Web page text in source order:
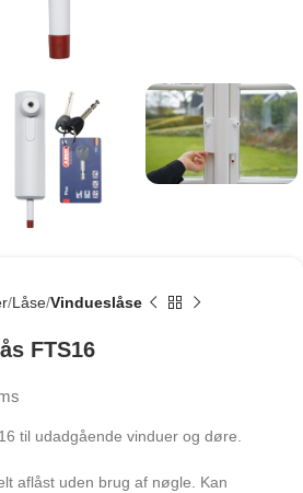
Låse Vindueslåse
FTS16
til udadgående vinduer og døre.
aflåst uden brug af nøgle. Kan